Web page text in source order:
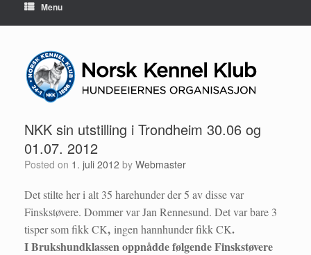
Menu
NKK sin utstilling i Trondheim 30.06 og
01.07. 2012
Posted on 1. juli 2012 by Webmaster
Det stilte her i alt 35 harehunder der 5 av disse var
Finskstøvere. Dommer var Jan Rennesund. Det var bare 3
tisper som fikk CK, ingen hannhunder fikk CK.
I Brukshundklassen oppnådde følgende Finskstøvere